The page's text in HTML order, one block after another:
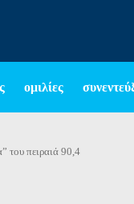
ομιλίες
του πειραιά 90,4